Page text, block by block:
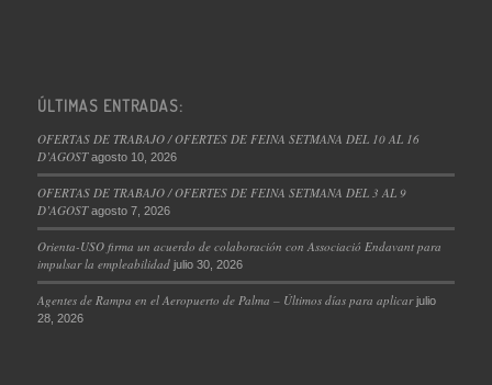
ÚLTIMAS ENTRADAS:
OFERTAS DE TRABAJO / OFERTES DE FEINA SETMANA DEL 10 AL 16
D’AGOST agosto 10, 2026
OFERTAS DE TRABAJO / OFERTES DE FEINA SETMANA DEL 3 AL 9
D’AGOST agosto 7, 2026
Orienta-USO firma un acuerdo de colaboración con Associació Endavant para
impulsar la empleabilidad julio 30, 2026
Agentes de Rampa en el Aeropuerto de Palma – Últimos días para aplicar julio
28, 2026